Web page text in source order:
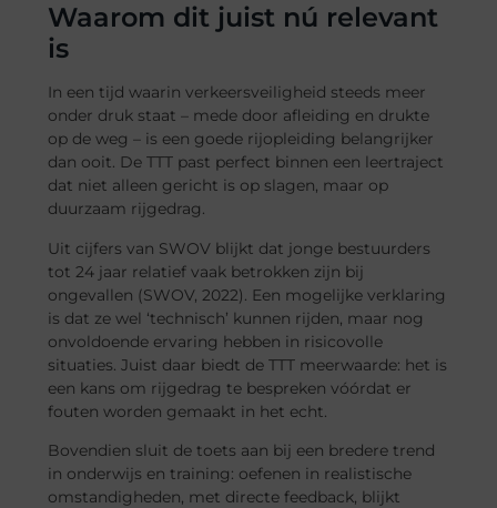
Waarom dit juist nú relevant
is
In een tijd waarin verkeersveiligheid steeds meer
onder druk staat – mede door afleiding en drukte
op de weg – is een goede rijopleiding belangrijker
dan ooit. De TTT past perfect binnen een leertraject
dat niet alleen gericht is op slagen, maar op
duurzaam rijgedrag.
Uit cijfers van SWOV blijkt dat jonge bestuurders
tot 24 jaar relatief vaak betrokken zijn bij
ongevallen (SWOV, 2022). Een mogelijke verklaring
is dat ze wel ‘technisch’ kunnen rijden, maar nog
onvoldoende ervaring hebben in risicovolle
situaties. Juist daar biedt de TTT meerwaarde: het is
een kans om rijgedrag te bespreken vóórdat er
fouten worden gemaakt in het echt.
Bovendien sluit de toets aan bij een bredere trend
in onderwijs en training: oefenen in realistische
omstandigheden, met directe feedback, blijkt